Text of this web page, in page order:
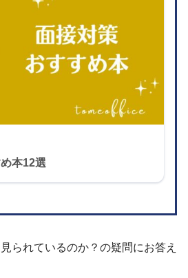
本12選
られているのか？の疑問にお答え